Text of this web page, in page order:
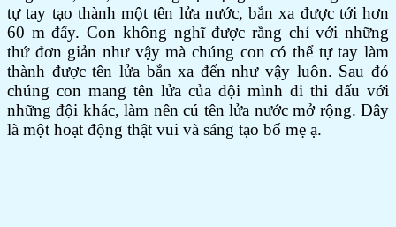
tự tay tạo thành một tên lửa nước, bắn xa được tới hơn
60 m đấy. Con không nghĩ được rằng chỉ với những
thứ đơn giản như vậy mà chúng con có thể tự tay làm
thành được tên lửa bắn xa đến như vậy luôn. Sau đó
chúng con mang tên lửa của đội mình đi thi đấu với
những đội khác, làm nên cú tên lửa nước mở rộng. Đây
là một hoạt động thật vui và sáng tạo bố mẹ ạ.